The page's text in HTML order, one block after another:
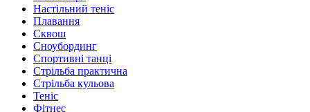
Настільний теніс
Плавання
Сквош
Сноубординг
Спортивні танці
Стрільба практична
Стрільба кульова
Теніс
Фітнес